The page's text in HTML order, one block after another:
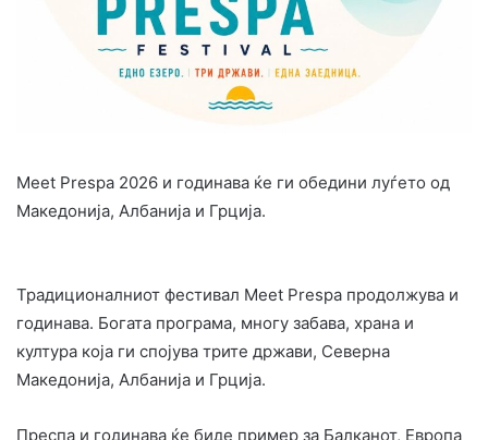
Meet Prespa 2026 и годинава ќе ги обедини луѓето од
Македонија, Албанија и Грција.
Традиционалниот фестивал Meet Prespa продолжува и
годинава. Богата програма, многу забава, храна и
култура која ги спојува трите држави, Северна
Македонија, Албанија и Грција.
Преспа и годинава ќе биде пример за Балканот, Европа